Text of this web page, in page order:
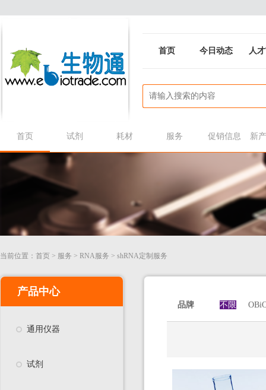
首页 今日动态 人
首页 试剂 耗材 服务 促销信息 新
当前位置： 首页 > 服务 > RNA服务 > shRNA定制服务
产品中心
通用仪器
试剂
品牌 不限